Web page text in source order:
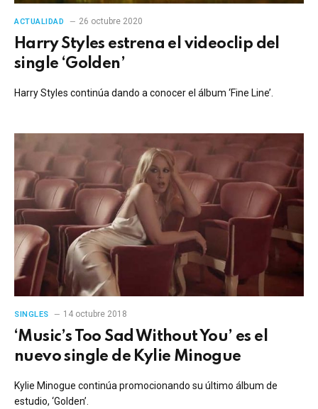
ACTUALIDAD 26 octubre 2020
Harry Styles estrena el videoclip del
single ‘Golden’
Harry Styles continúa dando a conocer el álbum ‘Fine Line’.
SINGLES 14 octubre 2018
‘Music’s Too Sad Without You’ es el
nuevo single de Kylie Minogue
Kylie Minogue continúa promocionando su último álbum de
estudio, ‘Golden’.